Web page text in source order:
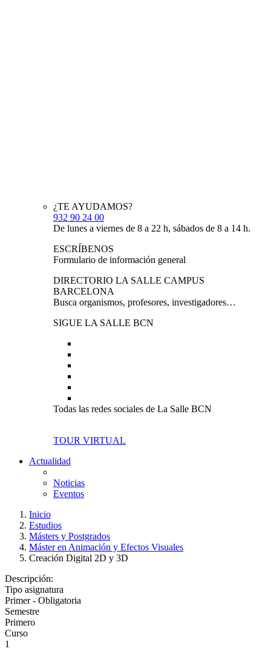
¿TE AYUDAMOS?
932 90 24 00
De lunes a viernes de 8 a 22 h, sábados de 8 a 14 h.
ESCRÍBENOS
Formulario de información general
DIRECTORIO LA SALLE CAMPUS
BARCELONA
Busca organismos, profesores, investigadores…
SIGUE LA SALLE BCN
Todas las redes sociales de La Salle BCN
TOUR VIRTUAL
Actualidad
Noticias
Eventos
Inicio
Estudios
Másters y Postgrados
Máster en Animación y Efectos Visuales
Creación Digital 2D y 3D
Descripción:
Tipo asignatura
Primer - Obligatoria
Semestre
Primero
Curso
1